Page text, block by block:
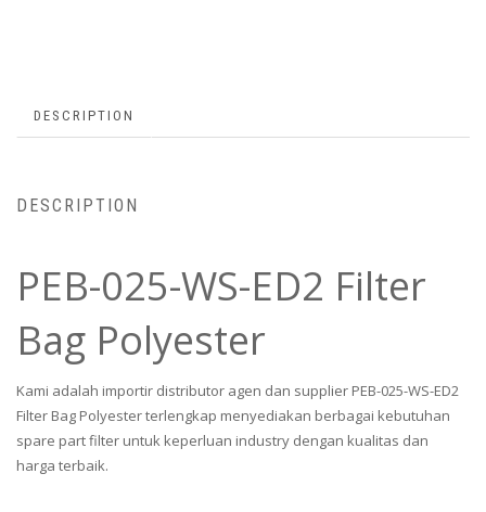
DESCRIPTION
DESCRIPTION
PEB-025-WS-ED2 Filter
Bag Polyester
Kami adalah importir distributor agen dan supplier PEB-025-WS-ED2
Filter Bag Polyester terlengkap menyediakan berbagai kebutuhan
spare part filter untuk keperluan industry dengan kualitas dan
harga terbaik.